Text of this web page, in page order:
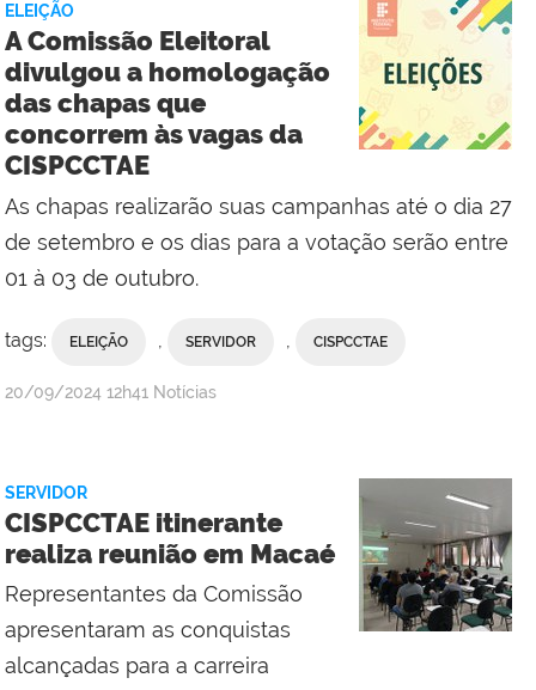
Reitoria.
ELEIÇÃO
A Comissão Eleitoral
divulgou a homologação
das chapas que
concorrem às vagas da
CISPCCTAE
As chapas realizarão suas campanhas até o dia 27
de setembro e os dias para a votação serão entre
01 à 03 de outubro.
tags: ELEIÇÃO SERVIDOR CISPCCTAE
por
Reitoria
publicado
20/09/2024 12h41 Notícias
SERVIDOR
CISPCCTAE itinerante
realiza reunião em Macaé
Representantes da Comissão
apresentaram as conquistas
alcançadas para a carreira